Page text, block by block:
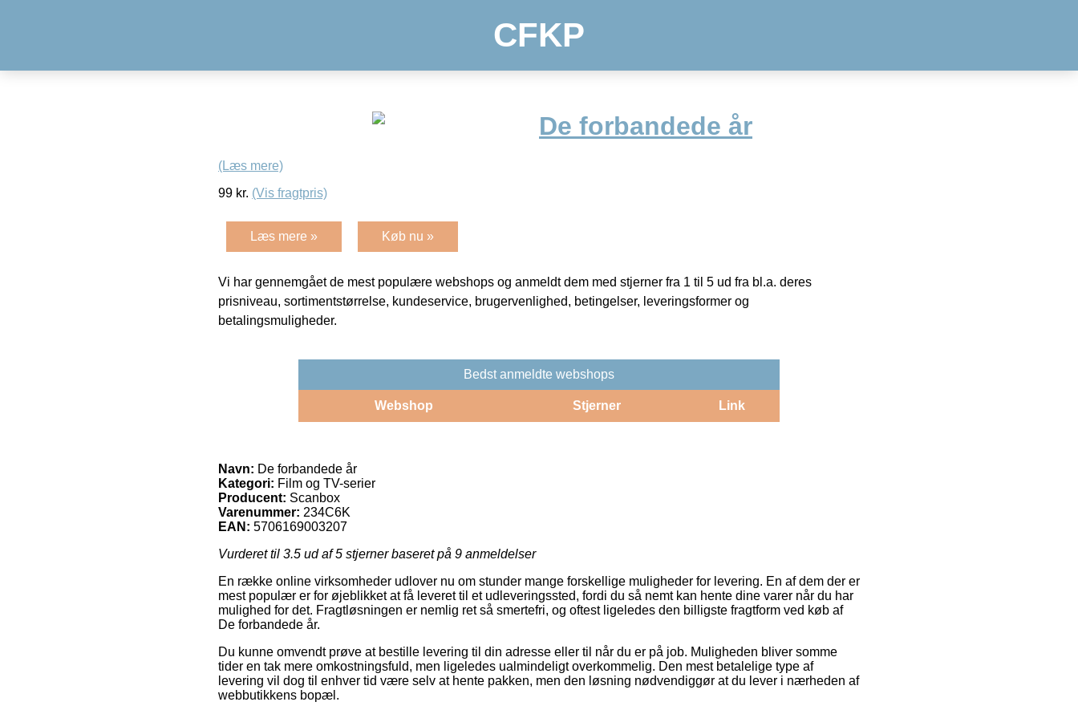
CFKP
De forbandede år
(Læs mere)
99 kr. (Vis fragtpris)
Læs mere » Køb nu »
Vi har gennemgået de mest populære webshops og anmeldt dem med stjerner fra 1 til 5 ud fra bl.a. deres
prisniveau, sortimentstørrelse, kundeservice, brugervenlighed, betingelser, leveringsformer og
betalingsmuligheder.
Bedst anmeldte webshops
Webshop Stjerner Link
Navn: De forbandede år
Kategori: Film og TV-serier
Producent: Scanbox
Varenummer: 234C6K
EAN: 5706169003207
Vurderet til 3.5 ud af 5 stjerner baseret på 9 anmeldelser
En række online virksomheder udlover nu om stunder mange forskellige muligheder for levering. En af dem der er
mest populær er for øjeblikket at få leveret til et udleveringssted, fordi du så nemt kan hente dine varer når du har
mulighed for det. Fragtløsningen er nemlig ret så smertefri, og oftest ligeledes den billigste fragtform ved køb af
De forbandede år.
Du kunne omvendt prøve at bestille levering til din adresse eller til når du er på job. Muligheden bliver somme
tider en tak mere omkostningsfuld, men ligeledes ualmindeligt overkommelig. Den mest betalelige type af
levering vil dog til enhver tid være selv at hente pakken, men den løsning nødvendiggør at du lever i nærheden af
webbutikkens bopæl.